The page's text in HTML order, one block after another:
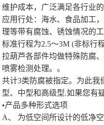
维护成本，广泛满足各行业的
应用行处：海水、食品加工
理等带有腐蚀、锈蚀情况的
标准行程为2.5〜3M (非标行
拉葫芦各部件均做特殊防腐
喷雾检测处理。。
共计3类防腐被指定。为此
型、中型和高级型.如果您有
•产品多种形式选项
A、 为低空间所设计的低净